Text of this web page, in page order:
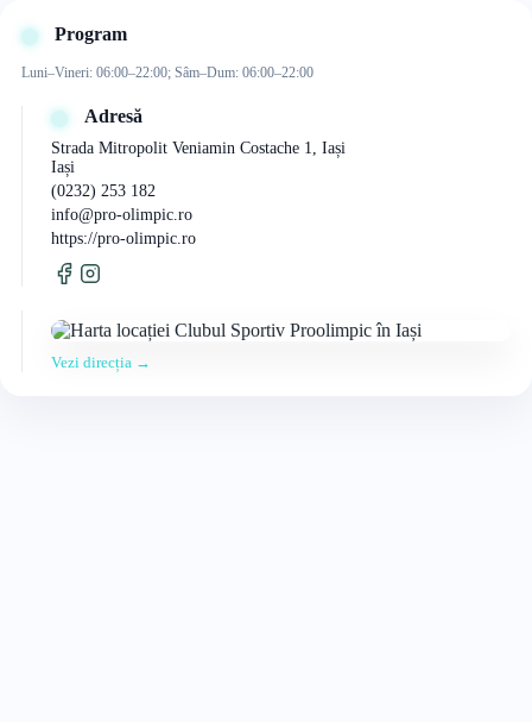
Program
Luni–Vineri: 06:00–22:00; Sâm–Dum: 06:00–22:00
Adresă
Strada Mitropolit Veniamin Costache 1, Iași
Iași
(0232) 253 182
info@pro-olimpic.ro
https://pro-olimpic.ro
Vezi direcția →